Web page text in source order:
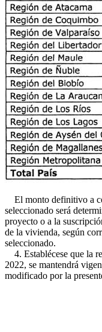
El monto definitivo a
seleccionado será
proyecto o a la
de la vivienda, según
seleccionado.
4. Establécese que la
2022, se mantendrá
modificado por la